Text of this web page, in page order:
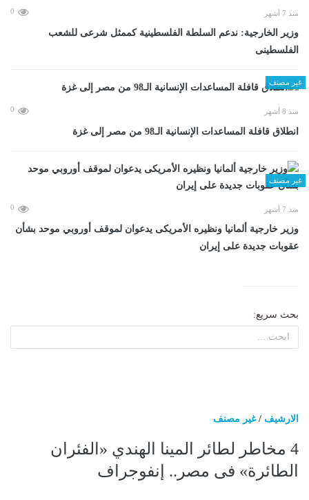
منذ 7 أشهر 0
وزير الخارجية: ندعم السلطة الفلسطينية كممثل شرعى للشعب
الفلسطينى
غير مصنف
منذ 8 أشهر 0
انطلاق قافلة المساعدات الإنسانية الـ98 من مصر إلى غزة
غير مصنف
منذ 7 أشهر 0
وزير خارجية ألمانيا ونظيره الأمريكى يدعوان لموقف أوروبي موحد بشأن
عقوبات جديدة على إيران
بحث سريع:
الارشيف /غير مصنف
4 مخاطر لطائر المينا الهندي «الفئران
الطائرة» فى مصر.. إنفوجراف